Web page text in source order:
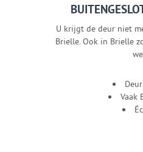
U krijgt de deur niet
Brielle. Ook in Brielle
Vaak